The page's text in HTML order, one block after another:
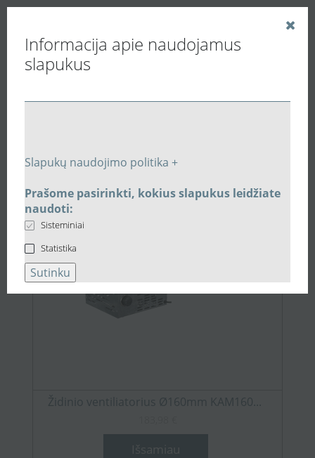
Informacija apie naudojamus
slapukus
Slapukų naudojimo politika +
Prašome pasirinkti, kokius slapukus leidžiate
naudoti:
Sisteminiai
Statistika
Sutinku
Vedinu.LT
183,98 €
Židinio ventiliatorius Ø160mm KAM160...
Išsamiau